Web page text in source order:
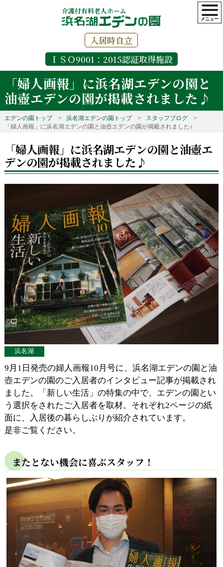
介護付有料老人ホーム
入居時自立
ＩＳＯ9001：2015認証取得施設
「婦人画報」に浜名湖エデンの園と
油壺エデンの園が掲載されました♪
エデンの園トップ 浜名湖エデンの園トップ
スタッフブログ
「婦人画報」に浜名湖エデンの園と油壺エデンの園が掲載されました♪
「婦人画報」に浜名湖エデンの園と油壺エ
デンの園が掲載されました♪
浜名湖
9月1日発売の婦人画報10月号に、浜名湖エデンの園と油
壺エデンの園のご入居者のインタビュー記事が掲載され
ました。「新しい生活」の特集の中で、エデンの園とい
う選択をされたご入居者を取材。それぞれ2ページの紙
面に、入居後の暮らしぶりが紹介されています。
是非ご覧ください。
またとない機会に喜ぶスタッフ！